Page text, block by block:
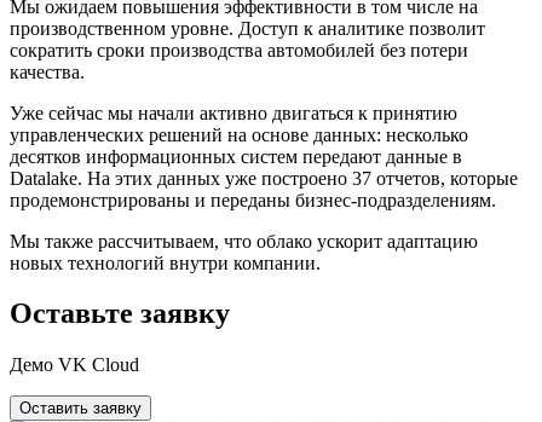
Мы ожидаем повышения эффективности в том числе на
производственном уровне. Доступ к аналитике позволит
сократить сроки производства автомобилей без потери
качества.
Уже сейчас мы начали активно двигаться к принятию
управленческих решений на основе данных: несколько
десятков информационных систем передают данные в
Datalake. На этих данных уже построено 37 отчетов, которые
продемонстрированы и переданы бизнес-подразделениям.
Мы также рассчитываем, что облако ускорит адаптацию
новых технологий внутри компании.
Оставьте заявку
Демо VK Cloud
Оставить заявку